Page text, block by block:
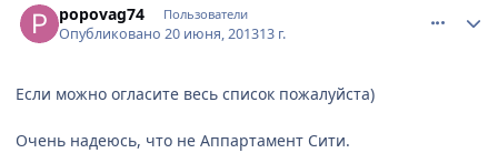
popovag74 Пользователи
Опубликовано20 июня, 201313 г.
Если можно огласите весь список пожалуйста)
Очень надеюсь, что не Аппартамент Сити.